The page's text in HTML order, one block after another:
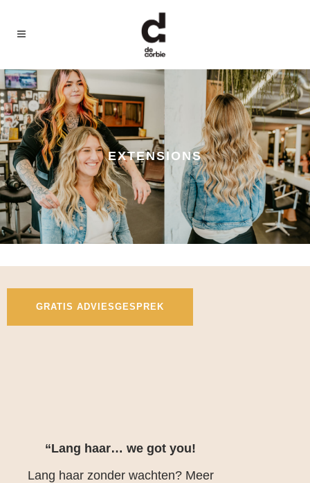
EXTENSIONS
GRATIS ADVIESGESPREK
“Lang haar… we got you!
Lang haar zonder wachten? Meer